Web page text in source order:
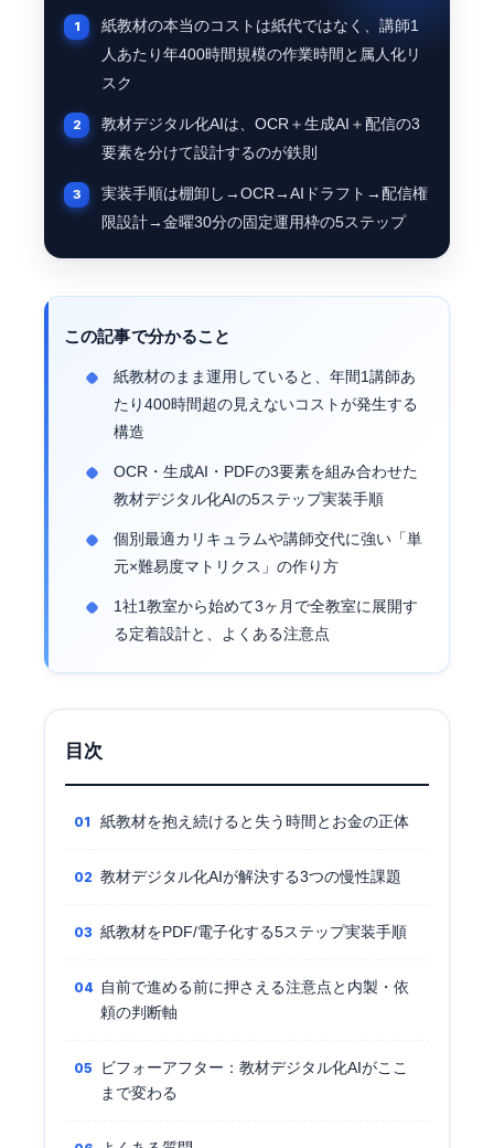
紙教材の本当のコストは紙代ではなく、講師1
人あたり年400時間規模の作業時間と属人化リ
スク
教材デジタル化AIは、OCR＋生成AI＋配信の3
要素を分けて設計するのが鉄則
実装手順は棚卸し→OCR→AIドラフト→配信権
限設計→金曜30分の固定運用枠の5ステップ
この記事で分かること
紙教材のまま運用していると、年間1講師あ
たり400時間超の見えないコストが発生する
構造
OCR・生成AI・PDFの3要素を組み合わせた
教材デジタル化AIの5ステップ実装手順
個別最適カリキュラムや講師交代に強い「単
元×難易度マトリクス」の作り方
1社1教室から始めて3ヶ月で全教室に展開す
る定着設計と、よくある注意点
目次
紙教材を抱え続けると失う時間とお金の正体
教材デジタル化AIが解決する3つの慢性課題
紙教材をPDF/電子化する5ステップ実装手順
自前で進める前に押さえる注意点と内製・依
頼の判断軸
ビフォーアフター：教材デジタル化AIがここ
まで変わる